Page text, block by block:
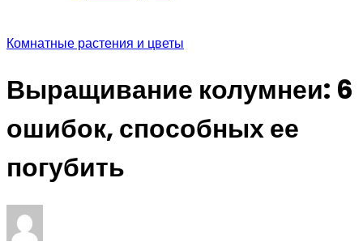
Комнатные растения и цветы
Выращивание колумнеи: 6
ошибок, способных ее
погубить